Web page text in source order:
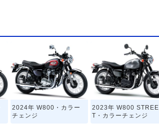
2024年 W800・カラー
チェンジ
2023年 W800 STREE
T・カラーチェンジ